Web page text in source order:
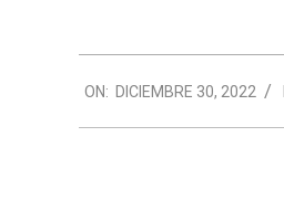
12-
30
ON: DICIEMBRE 30, 2022